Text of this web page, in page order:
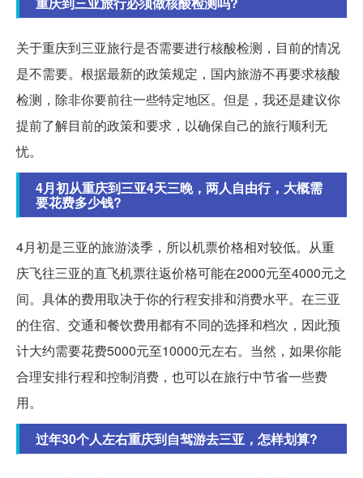
关于重庆到三亚旅行是否需要进行核酸检测，目前的情况
是不需要。根据最新的政策规定，国内旅游不再要求核酸
检测，除非你要前往一些特定地区。但是，我还是建议你
提前了解目前的政策和要求，以确保自己的旅行顺利无
忧。
4月初从重庆到三亚4天三晚，两人自由行，大概需
要花费多少钱?
4月初是三亚的旅游淡季，所以机票价格相对较低。从重
庆飞往三亚的直飞机票往返价格可能在2000元至4000元之
间。具体的费用取决于你的行程安排和消费水平。在三亚
的住宿、交通和餐饮费用都有不同的选择和档次，因此预
计大约需要花费5000元至10000元左右。当然，如果你能
合理安排行程和控制消费，也可以在旅行中节省一些费
用。
过年30个人左右重庆到自驾游去三亚，怎样划算?